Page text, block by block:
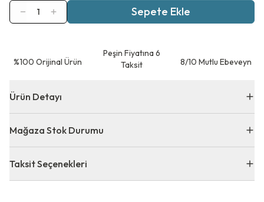
1 Sepete Ekle
⁠%100 Orijinal Ürün
Peşin Fiyatına 6
Taksit
8/10 Mutlu Ebeveyn
Ürün Detayı
Mağaza Stok Durumu
Taksit Seçenekleri